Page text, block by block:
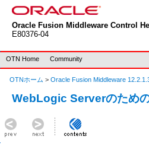
Oracle Fusion Middleware Control
E80376-04
OTN Home Community
OTNホーム > Oracle Fusion Middleware
WebLogic Serverのため